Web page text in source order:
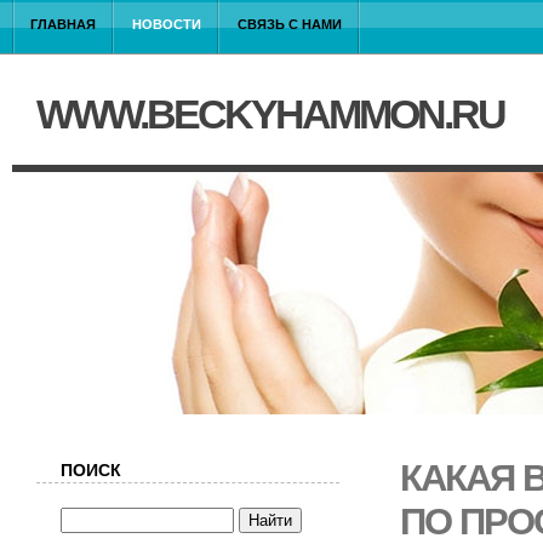
ГЛАВНАЯ НОВОСТИ СВЯЗЬ С НАМИ
WWW.BECKYHAMMON.RU
КАКАЯ
ПО
ПОИСК